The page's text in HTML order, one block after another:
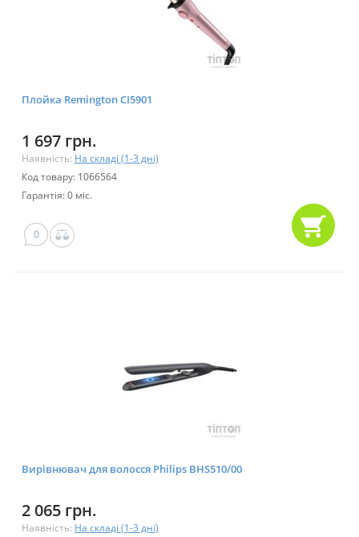
Плойка Remington CI5901
1 697 грн.
Наявність: На складі (1-3 дні)
Код товару: 1066564
Гарантія: 0 міс.
0
Вирівнювач для волосся Philips BHS510/00
2 065 грн.
Наявність: На складі (1-3 дні)